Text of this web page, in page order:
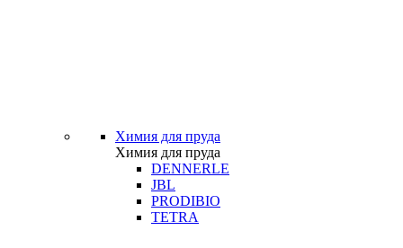
Химия для пруда
Химия для пруда
DENNERLE
JBL
PRODIBIO
TETRA